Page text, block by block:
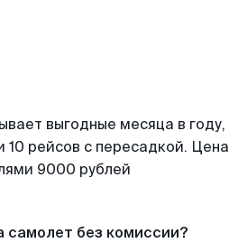
выгодные месяца в году,
рейсов с пересадкой. Цена
9000 рублей
самолет без комиссии?